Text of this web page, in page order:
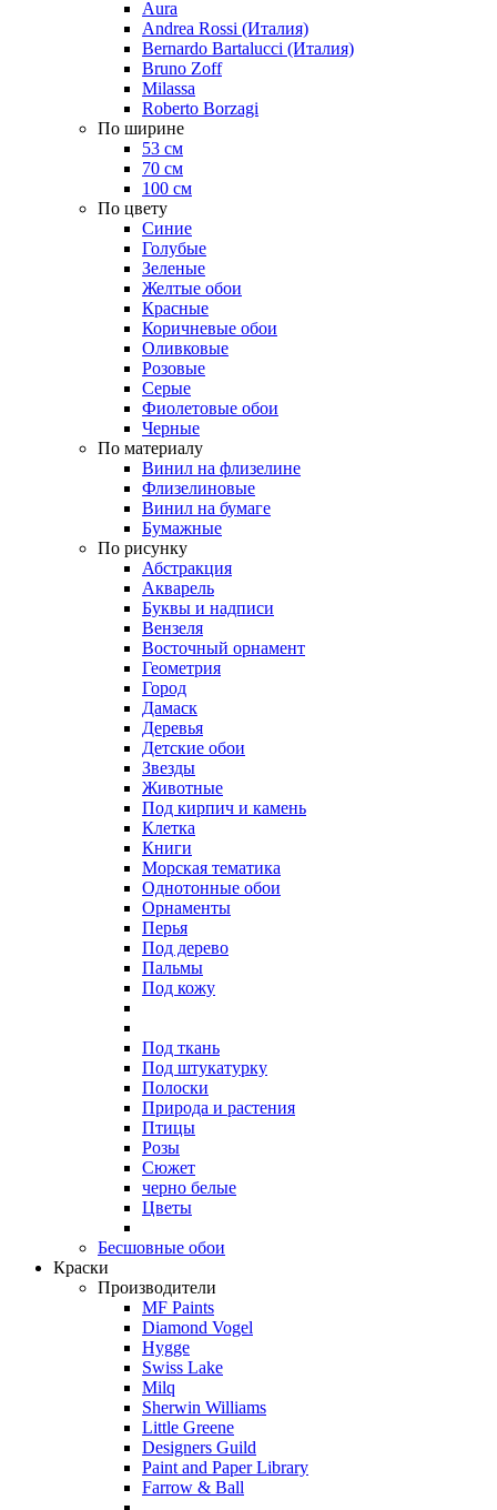
Aura
Andrea Rossi (Италия)
Bernardo Bartalucci (Италия)
Bruno Zoff
Milassa
Roberto Borzagi
По ширине
53 см
70 см
100 см
По цвету
Синие
Голубые
Зеленые
Желтые обои
Красные
Коричневые обои
Оливковые
Розовые
Серые
Фиолетовые обои
Черные
По материалу
Винил на флизелине
Флизелиновые
Винил на бумаге
Бумажные
По рисунку
Абстракция
Акварель
Буквы и надписи
Вензеля
Восточный орнамент
Геометрия
Город
Дамаск
Деревья
Детские обои
Звезды
Животные
Под кирпич и камень
Клетка
Книги
Морская тематика
Однотонные обои
Орнаменты
Перья
Под дерево
Пальмы
Под кожу
Под ткань
Под штукатурку
Полоски
Природа и растения
Птицы
Розы
Сюжет
черно белые
Цветы
Бесшовные обои
Краски
Производители
MF Paints
Diamond Vogel
Hygge
Swiss Lake
Milq
Sherwin Williams
Little Greene
Designers Guild
Paint and Paper Library
Farrow & Ball